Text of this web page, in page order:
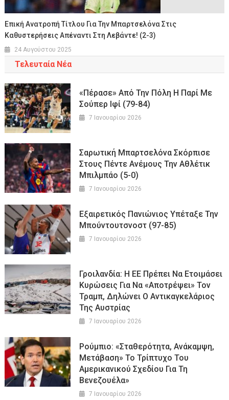
Επική Ανατροπή Τίτλου Για Την Μπαρτσελόνα Στις
Καθυστερήσεις Απέναντι Στη Λεβάντε! (2-3)
24 Αυγούστου 2025
Τελευταία Νέα
«Πέρασε» Από Την Πόλη Η Παρί Με
Σούπερ Ιφί (79-84)
7 Ιανουαρίου 2026
Σαρωτική Μπαρτσελόνα Σκόρπισε
Στους Πέντε Ανέμους Την Αθλέτικ
Μπιλμπάο (5-0)
7 Ιανουαρίου 2026
Εξαιρετικός Πανιώνιος Υπέταξε Την
Μπούντουτσνοστ (97-85)
7 Ιανουαρίου 2026
Γροιλανδία: Η ΕΕ Πρέπει Να Ετοιμάσει
Κυρώσεις Για Να «αποτρέψει» Τον
Τραμπ, Δηλώνει Ο Αντικαγκελάριος
Της Αυστρίας
7 Ιανουαρίου 2026
Ρούμπιο: «Σταθερότητα, Ανάκαμψη,
Μετάβαση» Το Τρίπτυχο Του
Αμερικανικού Σχεδίου Για Τη
Βενεζουέλα»
7 Ιανουαρίου 2026